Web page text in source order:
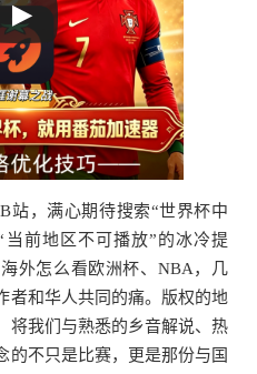
站，满心期待搜索“世界杯中
前地区不可播放”的冰冷提
外怎么看欧洲杯、NBA，几
者和华人共同的痛。版权的地
将我们与熟悉的乡音解说、热
的不只是比赛，更是那份与国